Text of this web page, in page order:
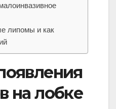
липомы и как
на лобке